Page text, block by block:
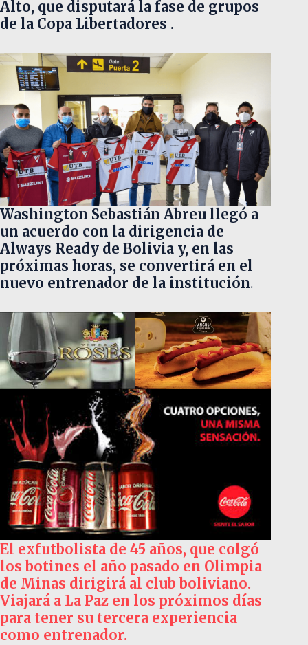
Alto, que disputará la fase de grupos
de la Copa Libertadores .
Washington Sebastián Abreu llegó a
un acuerdo con la dirigencia de
Always Ready de Bolivia y, en las
próximas horas, se convertirá en el
nuevo entrenador de la institución.
El exfutbolista de 45 años, que colgó
los botines el año pasado en Olimpia
de Minas dirigirá al club boliviano.
Viajará a La Paz en los próximos días
para tener su tercera experiencia
como entrenador.